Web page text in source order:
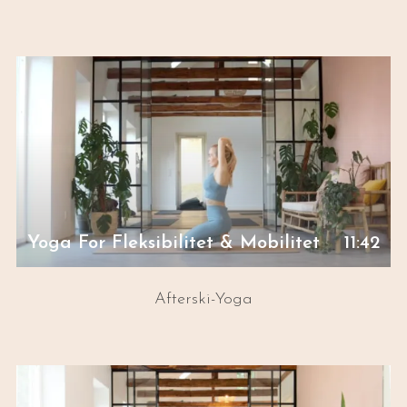
Yoga For Fleksibilitet & Mobilitet 11:42
Afterski-Yoga